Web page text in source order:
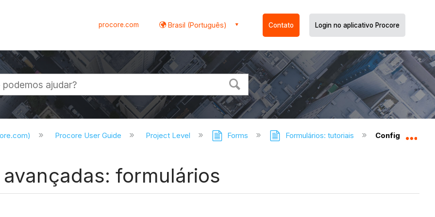
procore.com Brasil (Português) Contato Login no aplicativo Procore
Procore User Guide Project Level Forms Formulários: tutoriais Configurar
formulários